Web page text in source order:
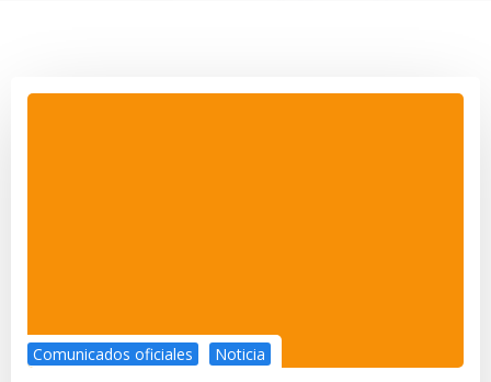
Comunicados oficiales Noticia